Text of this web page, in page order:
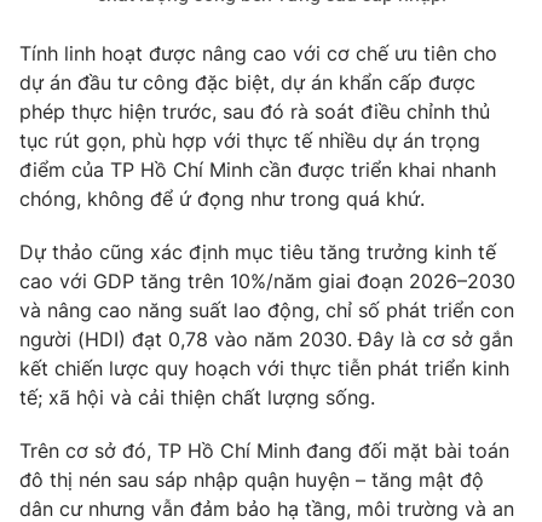
Tính linh hoạt được nâng cao với cơ chế ưu tiên cho
dự án đầu tư công đặc biệt, dự án khẩn cấp được
phép thực hiện trước, sau đó rà soát điều chỉnh thủ
tục rút gọn, phù hợp với thực tế nhiều dự án trọng
điểm của TP Hồ Chí Minh cần được triển khai nhanh
chóng, không để ứ đọng như trong quá khứ.
Dự thảo cũng xác định mục tiêu tăng trưởng kinh tế
cao với GDP tăng trên 10%/năm giai đoạn 2026–2030
và nâng cao năng suất lao động, chỉ số phát triển con
người (HDI) đạt 0,78 vào năm 2030. Đây là cơ sở gắn
kết chiến lược quy hoạch với thực tiễn phát triển kinh
tế; xã hội và cải thiện chất lượng sống.
Trên cơ sở đó, TP Hồ Chí Minh đang đối mặt bài toán
đô thị nén sau sáp nhập quận huyện – tăng mật độ
dân cư nhưng vẫn đảm bảo hạ tầng, môi trường và an